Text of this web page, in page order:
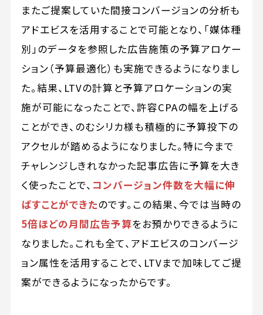
またご提案していた間接コンバージョンの分析も
アドエビスを活用することで可能となり、「媒体種
別」のデータを参照した広告施策の予算アロケー
ション（予算最適化）も実施できるようになりまし
た。結果、LTVの計算と予算アロケーションの実
施が可能になったことで、許容CPAの幅を上げる
ことができ、のむシリカ様も積極的に予算投下の
アクセルが踏めるようになりました。特に今まで
チャレンジしきれなかった記事広告に予算を大き
く使ったことで、 コンバージョン件数を大幅に伸
ばすことができたのです。この結果、今では当時の
5倍ほどの月間広告予算をお預かりできるように
なりました。これも全て、アドエビスのコンバージ
ョン属性を活用することで、LTVまで加味してご提
案ができるようになったからです。